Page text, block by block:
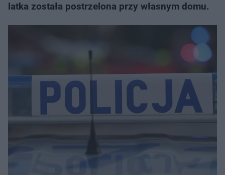
latka została postrzelona przy własnym domu.